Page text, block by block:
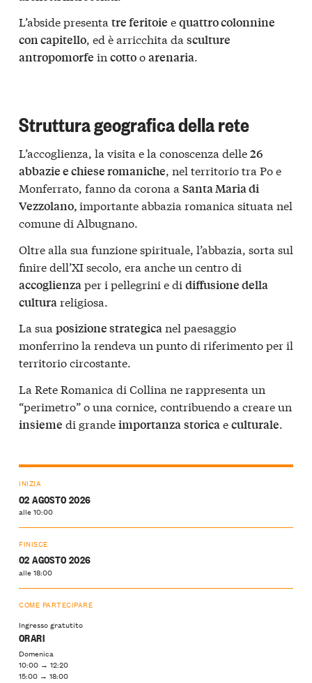
L’abside presenta tre feritoie equattro colonnine
con capitello, ed è arricchita da sculture
antropomorfe in cottooarenaria.
Struttura geografica della rete
L’accoglienza, la visita e la conoscenza delle26
abbazie e chiese romaniche, nel territorio tra Po e
Monferrato, fanno da corona a Santa Maria di
Vezzolano,importante abbazia romanica situata nel
comune di Albugnano.
Oltre alla sua funzione spirituale, l’abbazia, sorta sul
finire dell’XI secolo, era anche un centro di
accoglienzaper i pellegrini e di diffusione della
culturareligiosa.
La sua posizione strategicanel paesaggio
monferrino la rendeva un punto di riferimento per il
territorio circostante.
La Rete Romanica di Collina ne rappresenta un
“perimetro” o una cornice, contribuendo a creare un
insieme di grandeimportanzastoricaeculturale.
INIZIA
02 AGOSTO 2026
alle 10:00
FINISCE
02 AGOSTO 2026
alle 18:00
COME PARTECIPARE
Ingresso gratutito
ORARI
Domenica
10:00 → 12:20
15:00 → 18:00